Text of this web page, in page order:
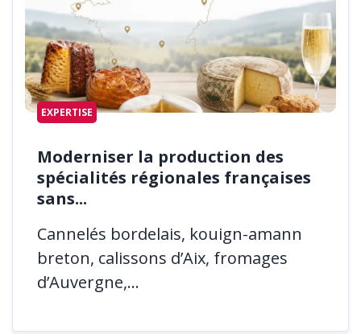
EXPERTISE
Moderniser la production des
spécialités régionales françaises
sans...
Cannelés bordelais, kouign-amann
breton, calissons d’Aix, fromages
d’Auvergne,...